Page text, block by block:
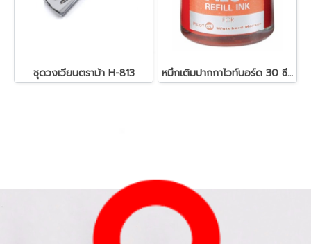
ชุดวงเวียนตราม้า H-813 หมึกเติมปากกาไวท์บอร์ด 30 ซีซี. สีแดง ไพล็อต